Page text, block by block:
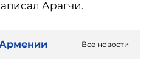
Арагчи.
Все новости